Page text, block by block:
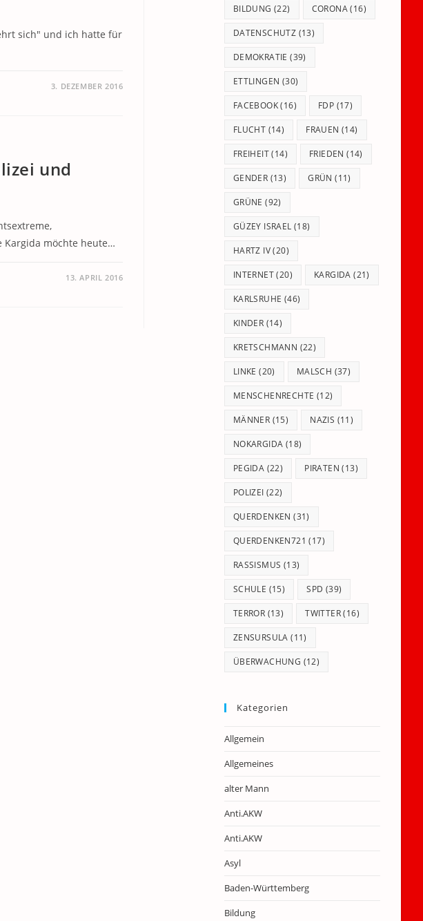
sich" und ich hatte für
3. DEZEMBER 2016
und
Kargida möchte heute…
13. APRIL 2016
BILDUNG (22) CORONA(16)
DATENSCHUTZ (13)
DEMOKRATIE (39)
ETTLINGEN (30)
FACEBOOK(16) FDP (17)
FLUCHT (14) FRAUEN (14)
FREIHEIT(14) FRIEDEN (14)
GENDER (13) GRÜN (11)
GRÜNE (92)
GÜZEY ISRAEL (18)
HARTZ IV(20)
INTERNET(20) KARGIDA (21)
KARLSRUHE (46)
KINDER (14)
KRETSCHMANN (22)
LINKE (20) MALSCH (37)
MENSCHENRECHTE (12)
MÄNNER (15) NAZIS (11)
NOKARGIDA (18)
PEGIDA (22) PIRATEN (13)
POLIZEI (22)
QUERDENKEN (31)
QUERDENKEN721 (17)
RASSISMUS (13)
SCHULE (15) SPD (39)
TERROR (13) TWITTER(16)
ZENSURSULA (11)
ÜBERWACHUNG (12)
Kategorien
Allgemein
Allgemeines
alter Mann
Anti.AKW
Anti.AKW
Asyl
Baden-Württemberg
Bildung